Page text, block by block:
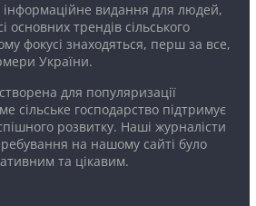
видання для людей,
основних трендів сільського
фокусі знаходяться, перш за все,
України.
для популяризації
сільське господарство підтримує
розвитку. Наші журналісти
на нашому сайті було
та цікавим.